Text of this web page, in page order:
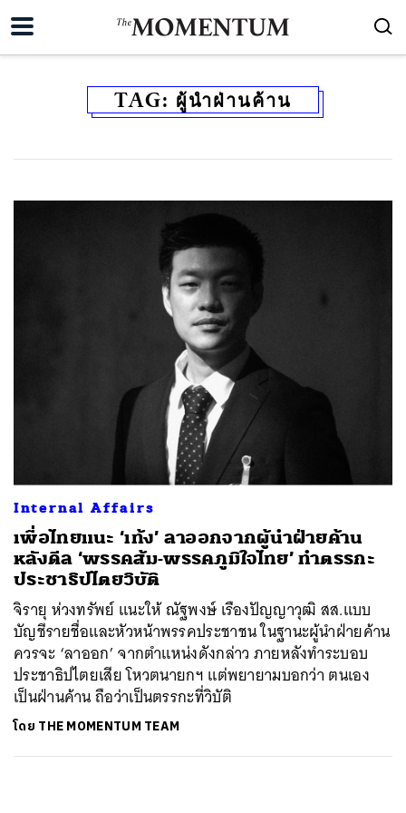
TAG: ผู้นำฝ่านค้าน
Internal Affairs
เพื่อไทยแนะ ‘เท้ง’ ลาออกจากผู้นำฝ่ายค้าน
หลังดีล ‘พรรคส้ม-พรรคภูมิใจไทย’ ทำตรรกะ
ประชาธิปไตยวิบัติ
จิรายุ ห่วงทรัพย์​ แนะให้ ณัฐพงษ์ เรืองปัญญาวุฒิ สส.แบบ
บัญชีรายชื่อและหัวหน้าพรรคประชาชน ในฐานะผู้นำฝ่ายค้าน
ควรจะ ‘ลาออก’ จากตำแหน่งดังกล่าว ภายหลังทำระบอบ
ประชาธิปไตยเสีย โหวตนายกฯ แต่พยายามบอกว่า ตนเอง
เป็นฝ่านค้าน ถือว่าเป็นตรรกะที่วิบัติ
โดย THE MOMENTUM TEAM
SHARE